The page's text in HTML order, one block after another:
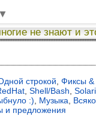
▼
не знают и
строкой Фиксы &
Shell/Bash
:) Музыка
и предложения